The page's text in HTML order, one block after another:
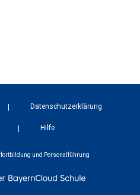
Datenschutzerklärung
Hilfe
und Personalführung